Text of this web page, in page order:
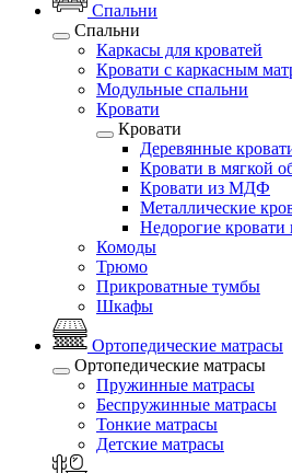
Спальни
Спальни
Каркасы для кроватей
Кровати с каркасным
Модульные спальни
Кровати
Кровати
Деревянные
Кровати в мягкой
Кровати из МДФ
Металлические
Недорогие
Комоды
Трюмо
Прикроватные тумбы
Шкафы
Ортопедические матрасы
Ортопедические матрасы
Пружинные матрасы
Беспружинные матрасы
Тонкие матрасы
Детские матрасы